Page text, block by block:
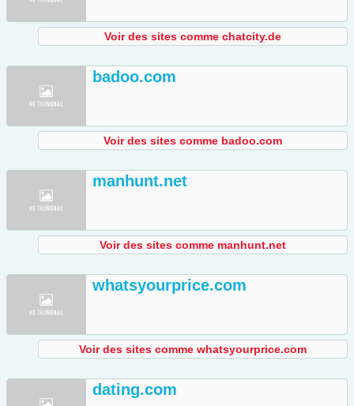
Voir des sites comme chatcity.de
badoo.com
Voir des sites comme badoo.com
manhunt.net
Voir des sites comme manhunt.net
whatsyourprice.com
Voir des sites comme whatsyourprice.com
dating.com